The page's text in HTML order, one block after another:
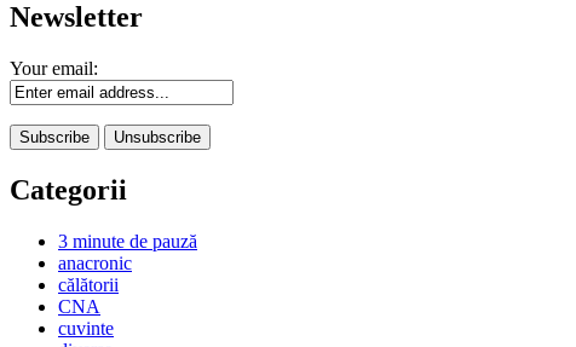
Newsletter
Your email:
Categorii
3 minute de pauză
anacronic
călătorii
CNA
cuvinte